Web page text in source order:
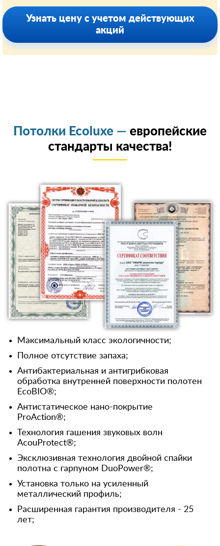
Узнать цену с учетом действующих
акций
Потолки Ecoluxe — европейские
стандарты качества!
Максимальный класс экологичности;
Полное отсутствие запаха;
Антибактериальная и антигрибковая
обработка внутренней поверхности полотен
EcoBIO®;
Антистатическое нано-покрытие
ProAction®;
Технология гашения звуковых волн
AcouProtect®;
Эксклюзивная технология двойной спайки
полотна с гарпуном DuoPower®;
Установка только на усиленный
металлический профиль;
Расширенная гарантия производителя - 25
лет;